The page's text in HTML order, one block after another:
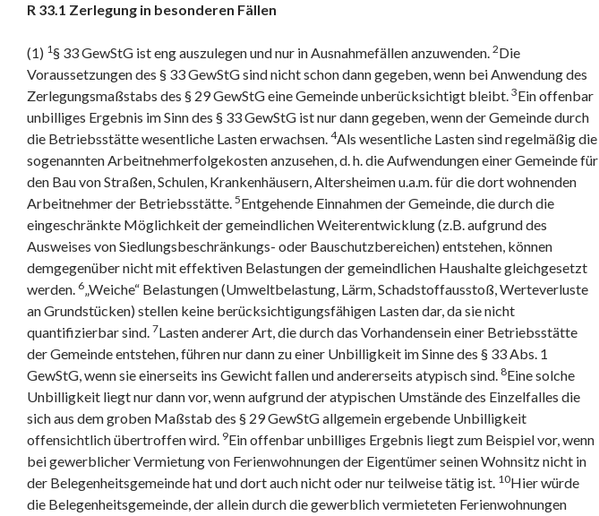
R 33.1 Zerlegung in besonderen Fällen
(1) 1§ 33 GewStG ist eng auszulegen und nur in Ausnahmefällen anzuwenden. 2Die
Voraussetzungen des § 33 GewStG sind nicht schon dann gegeben, wenn bei Anwendung des
Zerlegungsmaßstabs des § 29 GewStG eine Gemeinde unberücksichtigt bleibt. 3Ein offenbar
unbilliges Ergebnis im Sinn des § 33 GewStG ist nur dann gegeben, wenn der Gemeinde durch
die Betriebsstätte wesentliche Lasten erwachsen. 4Als wesentliche Lasten sind regelmäßig die
sogenannten Arbeitnehmerfolgekosten anzusehen, d. h. die Aufwendungen einer Gemeinde für
den Bau von Straßen, Schulen, Krankenhäusern, Altersheimen u.a.m. für die dort wohnenden
Arbeitnehmer der Betriebsstätte. 5Entgehende Einnahmen der Gemeinde, die durch die
eingeschränkte Möglichkeit der gemeindlichen Weiterentwicklung (z.B. aufgrund des
Ausweises von Siedlungsbeschränkungs- oder Bauschutzbereichen) entstehen, können
demgegenüber nicht mit effektiven Belastungen der gemeindlichen Haushalte gleichgesetzt
werden. 6„Weiche“ Belastungen (Umweltbelastung, Lärm, Schadstoffausstoß, Werteverluste
an Grundstücken) stellen keine berücksichtigungsfähigen Lasten dar, da sie nicht
quantifizierbar sind. 7Lasten anderer Art, die durch das Vorhandensein einer Betriebsstätte
der Gemeinde entstehen, führen nur dann zu einer Unbilligkeit im Sinne des § 33 Abs. 1
GewStG, wenn sie einerseits ins Gewicht fallen und andererseits atypisch sind. 8Eine solche
Unbilligkeit liegt nur dann vor, wenn aufgrund der atypischen Umstände des Einzelfalles die
sich aus dem groben Maßstab des § 29 GewStG allgemein ergebende Unbilligkeit
offensichtlich übertroffen wird. 9Ein offenbar unbilliges Ergebnis liegt zum Beispiel vor, wenn
bei gewerblicher Vermietung von Ferienwohnungen der Eigentümer seinen Wohnsitz nicht in
der Belegenheitsgemeinde hat und dort auch nicht oder nur teilweise tätig ist. 10Hier würde
die Belegenheitsgemeinde, der allein durch die gewerblich vermieteten Ferienwohnungen